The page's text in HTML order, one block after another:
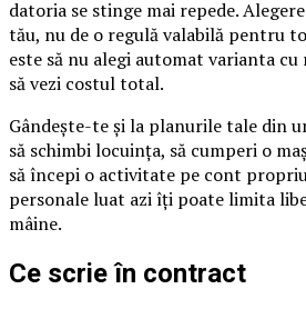
datoria se stinge mai repede.
tău, nu de o regulă valabilă pentru
este să nu alegi automat varianta cu
să vezi costul total.
Gândește-te și la planurile tale din
să schimbi locuința, să cumperi o
să începi o activitate pe cont
personale luat azi îți poate limita
mâine.
Ce scrie în contract